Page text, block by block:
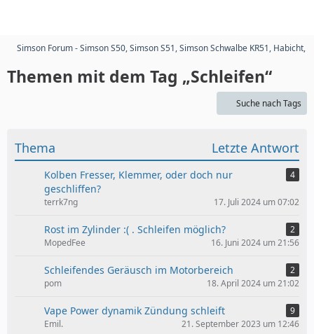
Simson Forum - Simson S50, Simson S51, Simson Schwalbe KR51, Habicht,
Themen mit dem Tag „Schleifen“
Suche nach Tags
Thema Letzte Antwort
Kolben Fresser, Klemmer, oder doch nur
geschliffen?
4
terrk7ng 17. Juli 2024 um 07:02
Rost im Zylinder :( . Schleifen möglich?
2
MopedFee
16. Juni 2024 um 21:56
Schleifendes Geräusch im Motorbereich
2
pom
18. April 2024 um 21:02
Vape Power dynamik Zündung schleift
9
Emil.
21. September 2023 um 12:46